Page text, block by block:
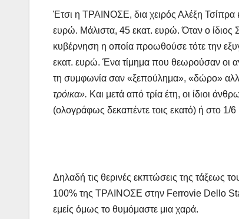
Έτσι η ΤΡΑΙΝΟΣΕ, δια χειρός Αλέξη Τσίπρα
ευρώ. Μάλιστα, 45 εκατ. ευρώ. Όταν ο ίδιος
κυβέρνηση η οποία προωθούσε τότε την
εκατ. ευρώ. Ένα τίμημα που θεωρούσαν οι
τη συμφωνία σαν «ξεπούλημα», «δώρο»
τρόικα». Και μετά από τρία έτη, οι ίδιοι
(ολογράφως δεκαπέντε τοις εκατό) ή στο 1/
Δηλαδή τις θερινές εκπτώσεις της τάξεως
100% της ΤΡΑΙΝΟΣΕ στην Ferrovie Dello
εμείς όμως το θυμόμαστε μια χαρά.